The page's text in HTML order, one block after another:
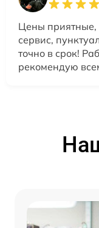
Цены приятные,
сервис,
точно в срок!
рекомендую